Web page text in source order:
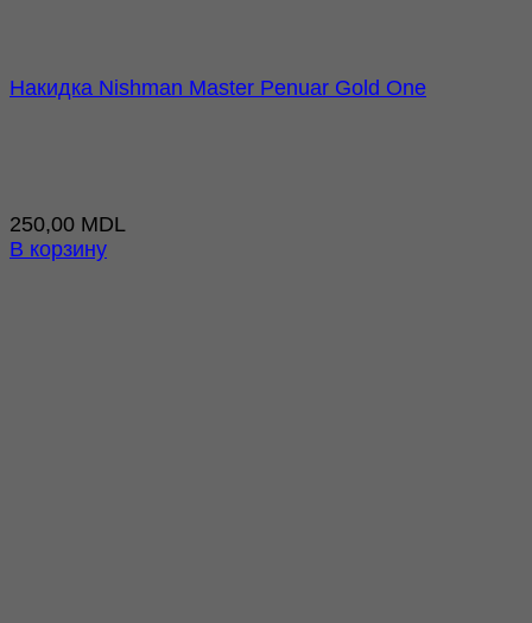
Накидка Nishman Master Penuar Gold One
250,00 MDL
В корзину